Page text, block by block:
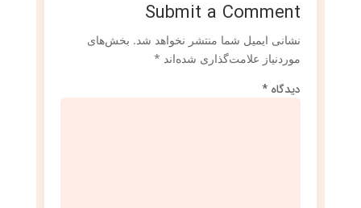
Submit a Comment
نشانی ایمیل شما منتشر نخواهد شد. بخش‌های
موردنیاز علامت‌گذاری شده‌اند *
دیدگاه *